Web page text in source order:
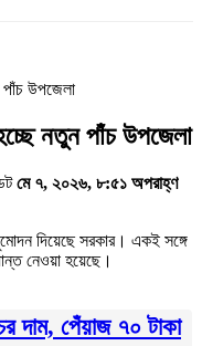
উপজেলা
নতুন পাঁচ উপজেলা
মে ৭, ২০২৬, ৮:৫১ অপরাহ্ণ
দিয়েছে সরকার। একই সঙ্গে
নেওয়া হয়েছে।
দাম, পেঁয়াজ ৭০ টাকা